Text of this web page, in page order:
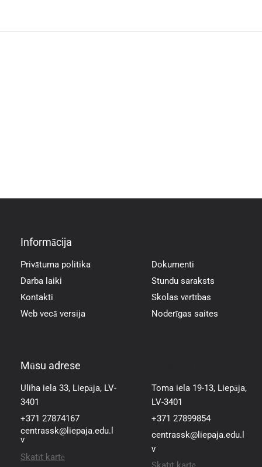
Informācija
Privātuma politika
Darba laiki
Kontakti
Web vecā versija
Dokumenti
Stundu saraksts
Skolas vērtības
Noderīgas saites
Mūsu adrese
Uliha iela 33, Liepāja, LV-
3401
+371 27874167
centrassk@liepaja.edu.l
v
Skatīt kartē
Toma iela 19-13, Liepāja,
LV-3401
+371 27899854
centrassk@liepaja.edu.l
v